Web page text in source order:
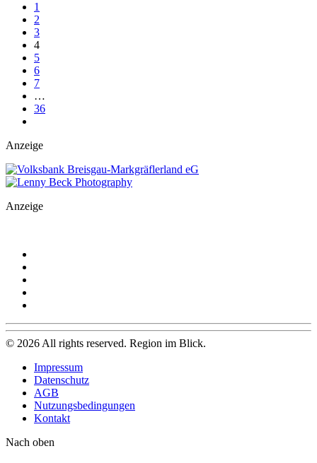
1
2
3
4
5
6
7
…
36
Anzeige
Anzeige
© 2026 All rights reserved. Region im Blick.
Impressum
Datenschutz
AGB
Nutzungsbedingungen
Kontakt
Nach oben